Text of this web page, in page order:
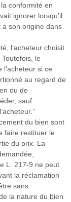
conformité en
ignorer lorsqu’il
son origine dans
l’acheteur choisit
le
si ce
au regard de
ou de
sauf
du bien sont
faire restituer le
du prix. La
L. 217-9 ne peut
la réclamation
sans
la nature du bien